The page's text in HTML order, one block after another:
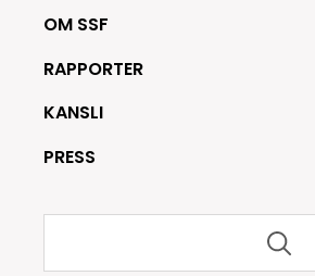
OM SSF
RAPPORTER
KANSLI
PRESS
Sök